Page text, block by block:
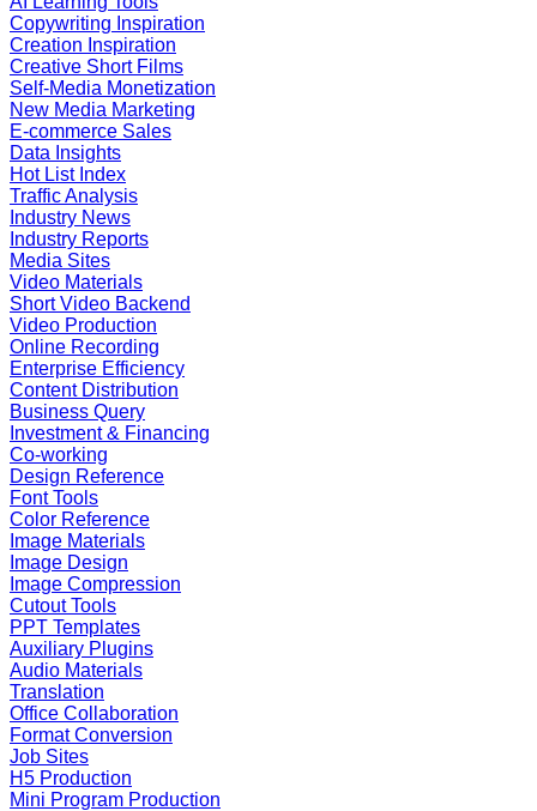
Copywriting Inspiration
Creation Inspiration
Creative Short Films
Self-Media Monetization
New Media Marketing
E-commerce Sales
Data Insights
Hot List Index
Traffic Analysis
Industry News
Industry Reports
Media Sites
Video Materials
Short Video Backend
Video Production
Online Recording
Enterprise Efficiency
Content Distribution
Business Query
Investment & Financing
Co-working
Design Reference
Font Tools
Color Reference
Image Materials
Image Design
Image Compression
Cutout Tools
PPT Templates
Auxiliary Plugins
Audio Materials
Translation
Office Collaboration
Format Conversion
Job Sites
H5 Production
Mini Program Production